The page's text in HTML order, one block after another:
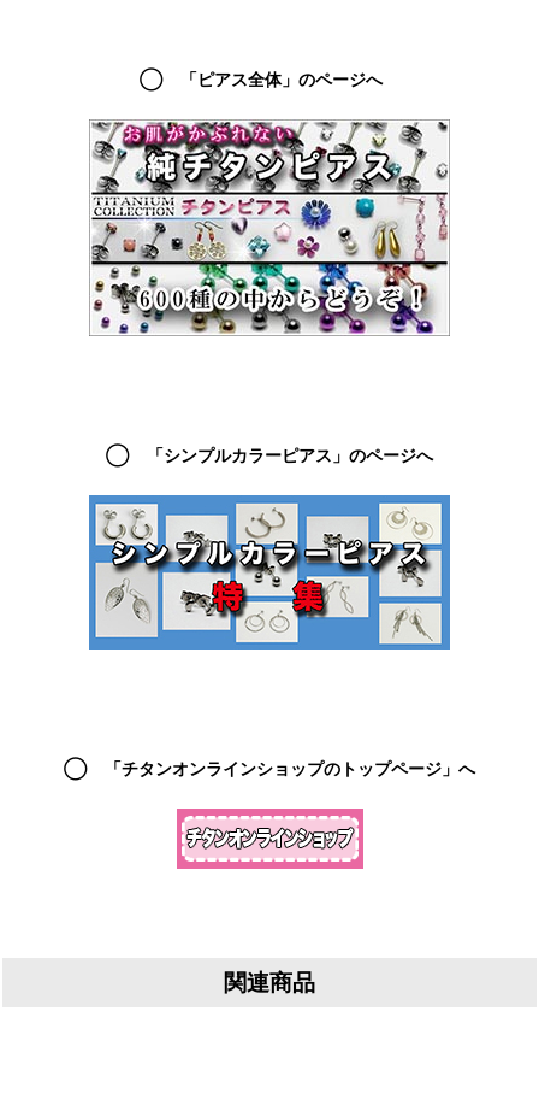
◯ 「ピアス全体」のページへ
◯ 「シンプルカラーピアス」のページへ
◯ 「チタンオンラインショップのトップページ」へ
関連商品